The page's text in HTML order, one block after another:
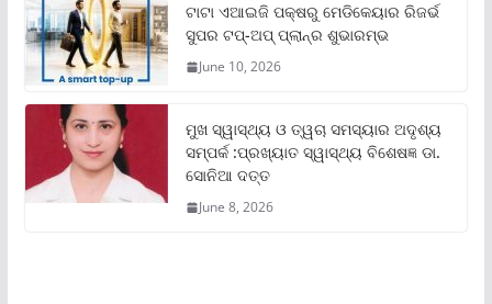
ଟାଟା ଏଆଇଜି ପକ୍ଷରୁ ମେଡିକେୟାର ରିଜର୍ଭ
ସୁପର ଟପ୍‌-ଅପ୍ ପ୍ଲାନ୍‌ର ଶୁଭାରମ୍ଭ
June 10, 2026
ମୁଖ ସ୍ୱାସ୍ଥ୍ୟ ଓ ତ୍ୱଚା ସମସ୍ୟାର ଅଦୃଶ୍ୟ
ସମ୍ପର୍କ :ପ୍ରଖ୍ୟାତ ସ୍ୱାସ୍ଥ୍ୟ ବିଶେଷଜ୍ଞ ଡା.
ସୋନିଆ ଦତ୍ତ
June 8, 2026